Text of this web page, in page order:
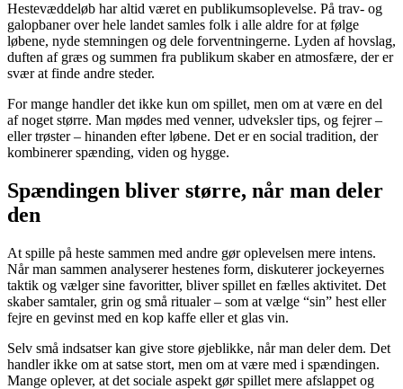
Hestevæddeløb har altid været en publikumsoplevelse. På trav- og
galopbaner over hele landet samles folk i alle aldre for at følge
løbene, nyde stemningen og dele forventningerne. Lyden af hovslag,
duften af græs og summen fra publikum skaber en atmosfære, der er
svær at finde andre steder.
For mange handler det ikke kun om spillet, men om at være en del
af noget større. Man mødes med venner, udveksler tips, og fejrer –
eller trøster – hinanden efter løbene. Det er en social tradition, der
kombinerer spænding, viden og hygge.
Spændingen bliver større, når man deler
den
At spille på heste sammen med andre gør oplevelsen mere intens.
Når man sammen analyserer hestenes form, diskuterer jockeyernes
taktik og vælger sine favoritter, bliver spillet en fælles aktivitet. Det
skaber samtaler, grin og små ritualer – som at vælge “sin” hest eller
fejre en gevinst med en kop kaffe eller et glas vin.
Selv små indsatser kan give store øjeblikke, når man deler dem. Det
handler ikke om at satse stort, men om at være med i spændingen.
Mange oplever, at det sociale aspekt gør spillet mere afslappet og